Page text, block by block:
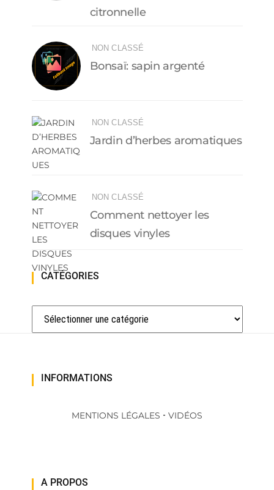
citronnelle
NON CLASSÉ
Bonsaï: sapin argenté
NON CLASSÉ
Jardin d’herbes aromatiques
NON CLASSÉ
Comment nettoyer les
disques vinyles
CATÉGORIES
INFORMATIONS
MENTIONS LÉGALES - VIDÉOS
A PROPOS